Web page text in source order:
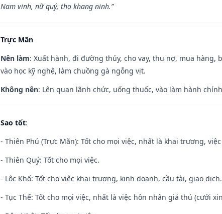
Nam vinh, nữ quý, thọ khang ninh.”
Trực Mãn
Nên làm: Xuất hành, đi đường thủy, cho vay, thu nợ, mua
vào học kỹ nghệ, làm chuồng gà ngỗng vịt.
Không nên: Lên quan lãnh chức, uống thuốc, vào làm hành
Sao tốt:
- Thiên Phú (Trực Mãn): Tốt cho mọi việc, nhất là khai trương,
- Thiên Quý: Tốt cho mọi việc.
- Lộc Khố: Tốt cho việc khai trương, kinh doanh, cầu tài, giao dịch.
- Tục Thế: Tốt cho mọi việc, nhất là việc hôn nhân giá thú (cưới